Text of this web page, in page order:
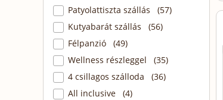
Patyolattiszta szállás (57)
Kutyabarát szállás (56)
Félpanzió (49)
Wellness részleggel (35)
4 csillagos szálloda (36)
All inclusive (4)